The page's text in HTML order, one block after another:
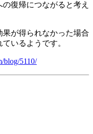
復帰につながると考え
が得られなかった場合
いるようです。
blog/5110/